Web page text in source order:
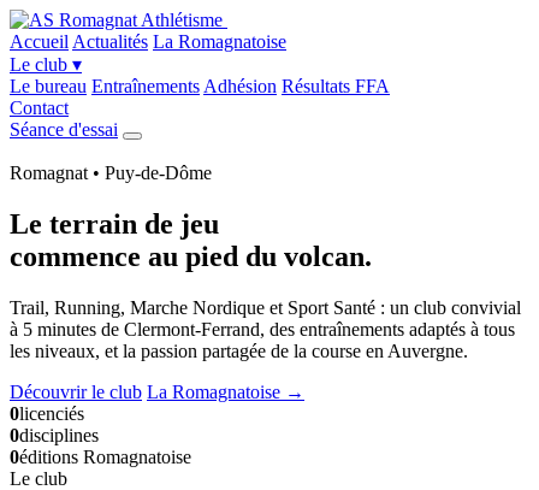
Accueil Actualités La Romagnatoise
Le club ▾
Le bureau Entraînements Adhésion Résultats FFA
Contact
Séance d'essai
Romagnat • Puy-de-Dôme
Le terrain de jeu
commence au pied du volcan.
Trail, Running, Marche Nordique et Sport Santé : un club convivial
à 5 minutes de Clermont-Ferrand, des entraînements adaptés à tous
les niveaux, et la passion partagée de la course en Auvergne.
Découvrir le club La Romagnatoise →
0licenciés
0disciplines
0éditions Romagnatoise
Le club